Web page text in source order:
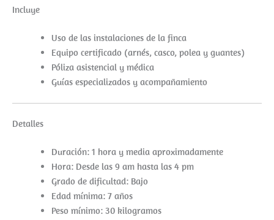
Incluye
Uso de las instalaciones de la finca
Equipo certificado (arnés, casco, polea y guantes)
Póliza asistencial y médica
Guías especializados y acompañamiento
Detalles
Duración: 1 hora y media aproximadamente
Hora: Desde las 9 am hasta las 4 pm
Grado de dificultad: Bajo
Edad mínima: 7 años
Peso mínimo: 30 kilogramos